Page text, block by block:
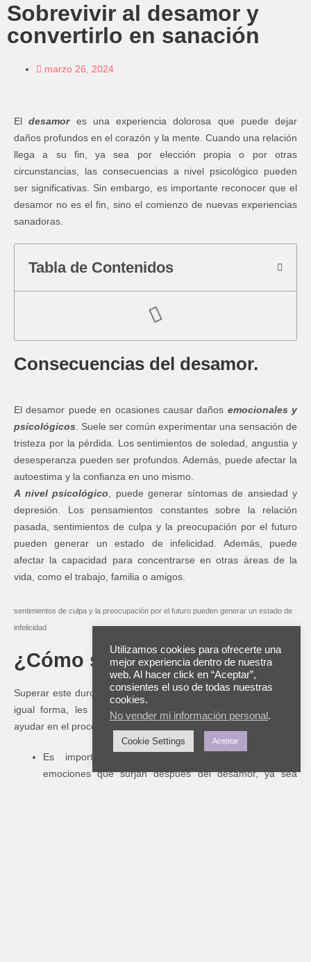
Sobrevivir al desamor y
convertirlo en sanación
marzo 26, 2024
Eldesamores una experiencia dolorosa que puede dejar
daños profundos en el corazón y la mente. Cuando una relación
llega a su fin, ya sea por elección propia o por otras
circunstancias, las consecuencias a nivel psicológico pueden
ser significativas. Sin embargo, es importante reconocer que el
desamor no es el fin, sino el comienzo de nuevas experiencias
sanadoras.
Tabla de Contenidos
Consecuencias del desamor.
El desamor puede en ocasiones causar daños emocionales y
psicológicos . Suele ser común experimentar una sensación de
tristeza por la pérdida. Los sentimientos de soledad, angustia y
desesperanza pueden ser profundos. Además, puede afectar la
autoestima y la confianza en uno mismo.
A nivel psicológico , puede generar síntomas de ansiedad y
depresión. Los pensamientos constantes sobre la relación
pasada, sentimientos de culpa y la preocupación por el futuro
pueden generar un estado de infelicidad. Además, puede
afectar la capacidad para concentrarse en otras áreas de la
vida, como el trabajo, familia o amigos.
sentimientos de culpa y la preocupación por el futuro pueden generar un estado de
infelicidad
¿Cómo superarlo?
Superar este duro proceso requiere de tiempo y paciencia. De
igual forma, les compartimos algunos consejos que pueden
ayudar en el proceso de sanación:
Es importante permitirse experimentar todas las
emociones que surjan después del desamor, ya sea
Utilizamos cookies para ofrecerte una
mejor experiencia dentro de nuestra
web. Al hacer click en “Aceptar”,
consientes el uso de todas nuestras
cookies.
No vender mi información personal .
Cookie Settings Aceptar